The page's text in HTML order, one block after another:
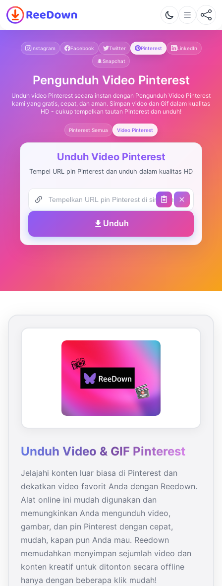
Instagram Facebook Twitter Pinterest LinkedIn
Snapchat
Pengunduh Video Pinterest
Unduh video Pinterest secara instan dengan Pengunduh Video Pinterest
kami yang gratis, cepat, dan aman. Simpan video dan Gif dalam kualitas
HD - cukup tempelkan tautan Pinterest dan unduh!
Pinterest Semua Video Pinterest
Unduh Video Pinterest
Tempel URL pin Pinterest dan unduh dalam kualitas HD
Unduh
Unduh Video & GIF Pinterest
Jelajahi konten luar biasa di Pinterest dan
dekatkan video favorit Anda dengan Reedown.
Alat online ini mudah digunakan dan
memungkinkan Anda mengunduh video,
gambar, dan pin Pinterest dengan cepat,
mudah, kapan pun Anda mau. Reedown
memudahkan menyimpan sejumlah video dan
konten kreatif untuk ditonton secara offline
hanya dengan beberapa klik mudah!